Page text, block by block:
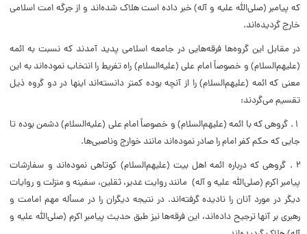
که پیامبر (صلی‌الله علیه و آله) خبر داده است هلاک شده‌اند و از جرگه امت اسلامی
خارج گردیده‌اند.
در مقابل این گروه‌ها فرقه‌هایی در جامعه اسلامی پدید آمدند که نسبت به ائمه
(علیهم‌السلام) و خصوصاً امام علی (علیه‌السلام) راه تفریط را انتخاب نموده‌اند به این
معنی که ائمه (علیهم‌السلام) را از آنچه بوده کمتر دانسته‌اند اینها در دو گروه ذیل
تقسیم می‌گردند:
۱ . گروهی که با ائمه (علیهم‌السلام) و خصوصاً امام علی (علیه‌السلام) دشمن بوده تا
جایی که حکم کفر امام را صادر نموده‌اند مانند خوارج وناصبی‌ها.
۲ . گروهی که درباره ائمه اهل بیت (علیهم‌السلام) کوتاهی نموده‌اند و سفارشات
پیامبر اکرم (صلی‌الله علیه و آله) مانند روایت غدیر، ثقلین، سفینه و منزلت و روایات
دیگر در مورد آنان را نادیده گرفته‌اند. در نتیجه دیگران را در مسأله مهم امامت و
رهبری بر آنها ترجیح داده‌اند، این فرقه‌ها نیز طبق حدیث پیامبر اکرم (صلی‌الله علیه و